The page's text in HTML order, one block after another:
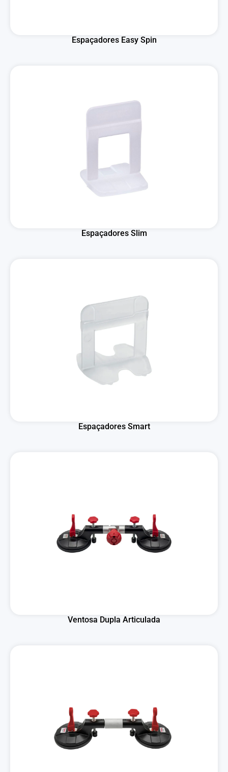
Espaçadores Easy Spin
Espaçadores Slim
Espaçadores Smart
Ventosa Dupla Articulada